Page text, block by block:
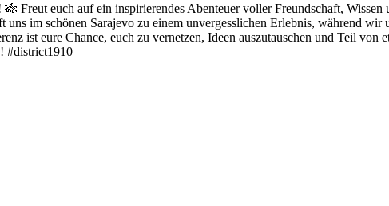
euch auf ein inspirierendes Abenteuer voller Freundschaft, Wissen
im schönen Sarajevo zu einem unvergesslichen Erlebnis, während wir
ist eure Chance, euch zu vernetzen, Ideen auszutauschen und Teil von
#district1910